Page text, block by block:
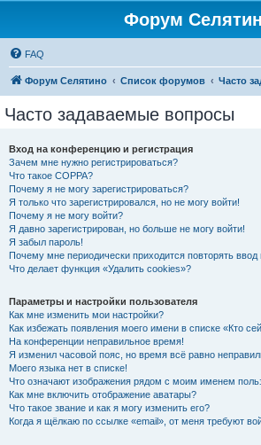
Форум
FAQ
Форум Селятино Список форумов Часто
Часто задаваемые вопросы
Вход на конференцию и регистрация
Зачем мне нужно регистрироваться?
Что такое COPPA?
Почему я не могу зарегистрироваться?
Я только что зарегистрировался, но не могу войти!
Почему я не могу войти?
Я давно зарегистрирован, но больше не могу войти!
Я забыл пароль!
Почему мне периодически приходится повторять
Что делает функция «Удалить cookies»?
Параметры и настройки пользователя
Как мне изменить мои настройки?
Как избежать появления моего имени в списке «Кто
На конференции неправильное время!
Я изменил часовой пояс, но время всё равно
Моего языка нет в списке!
Что означают изображения рядом с моим именем
Как мне включить отображение аватары?
Что такое звание и как я могу изменить его?
Когда я щёлкаю по ссылке «email», от меня требуют